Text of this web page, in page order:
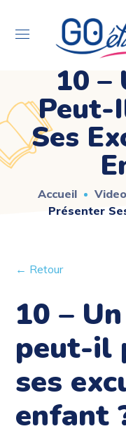
10 –
Peut-
Ses
Accueil
Présenter
← Retour
10 –
peut-il
ses
enfant